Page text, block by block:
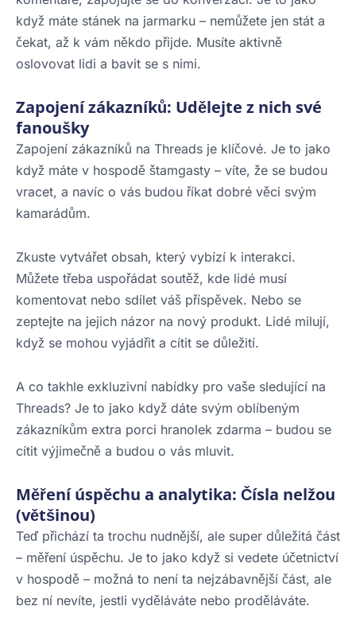
když máte stánek na jarmarku – nemůžete jen stát a
čekat, až k vám někdo přijde. Musíte aktivně
oslovovat lidi a bavit se s nimi.
Zapojení zákazníků: Udělejte z nich své
fanoušky
Zapojení zákazníků na Threads je klíčové. Je to jako
když máte v hospodě štamgasty – víte, že se budou
vracet, a navíc o vás budou říkat dobré věci svým
kamarádům.
Zkuste vytvářet obsah, který vybízí k interakci.
Můžete třeba uspořádat soutěž, kde lidé musí
komentovat nebo sdílet váš příspěvek. Nebo se
zeptejte na jejich názor na nový produkt. Lidé milují,
když se mohou vyjádřit a cítit se důležití.
A co takhle exkluzivní nabídky pro vaše sledující na
Threads? Je to jako když dáte svým oblíbeným
zákazníkům extra porci hranolek zdarma – budou se
cítit výjimečně a budou o vás mluvit.
Měření úspěchu a analytika: Čísla nelžou
(většinou)
Teď přichází ta trochu nudnější, ale super důležitá část
– měření úspěchu. Je to jako když si vedete účetnictví
v hospodě – možná to není ta nejzábavnější část, ale
bez ní nevíte, jestli vyděláváte nebo proděláváte.